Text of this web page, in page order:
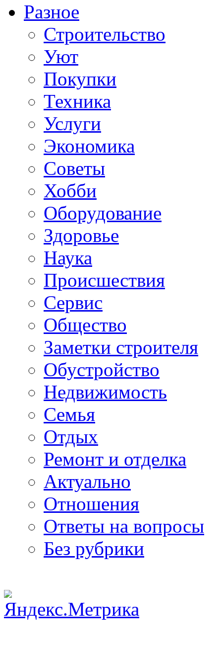
Разное
Строительство
Уют
Покупки
Техника
Услуги
Экономика
Советы
Хобби
Oборудование
Здоровье
Наука
Происшествия
Сервис
Общество
Заметки строителя
Обустройство
Недвижимость
Семья
Отдых
Ремонт и отделка
Актуально
Отношения
Ответы на вопросы
Без рубрики